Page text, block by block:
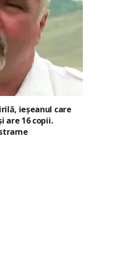
ieșeanul care
are 16 copii.